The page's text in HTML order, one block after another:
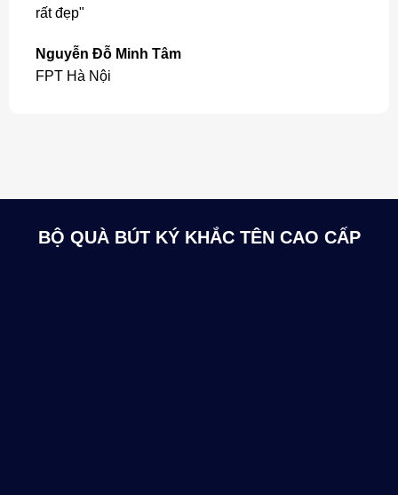
rất đẹp"
Nguyễn Đỗ Minh Tâm
FPT Hà Nội
BỘ QUÀ BÚT KÝ KHẮC TÊN CAO CẤP